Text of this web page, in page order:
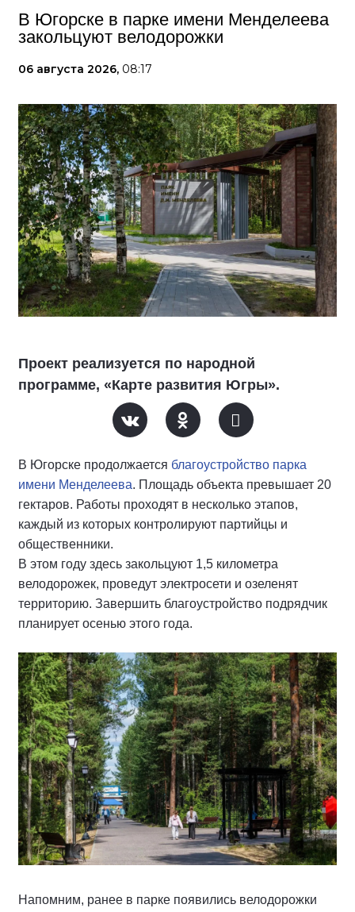
В Югорске в парке имени Менделеева
закольцуют велодорожки
06 августа 2026, 08:17
Проект реализуется по народной
программе, «Карте развития Югры».
В Югорске продолжается благоустройство парка
имени Менделеева. Площадь объекта превышает 20
гектаров. Работы проходят в несколько этапов,
каждый из которых контролируют партийцы и
общественники.
В этом году здесь закольцуют 1,5 километра
велодорожек, проведут электросети и озеленят
территорию. Завершить благоустройство подрядчик
планирует осенью этого года.
Напомним, ранее в парке появились велодорожки